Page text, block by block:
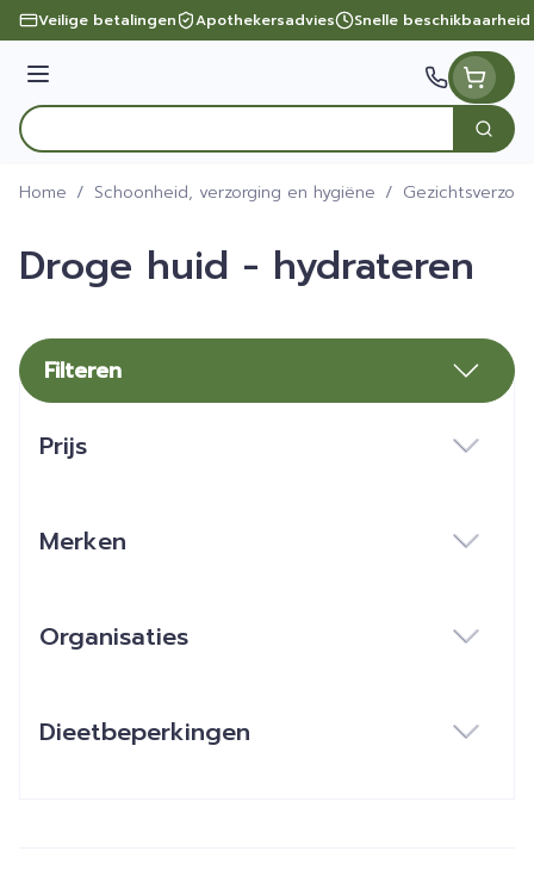
Ga naar de inhoud
Veilige betalingen Apothekersadvies Snelle beschikbaarheid
Menu
Product, merk, categorie...
Zoek
Home / Schoonheid, verzorging en hygiëne /
Droge huid - hydrateren
Filteren
Prijs
Merken
Organisaties
Dieetbeperkingen